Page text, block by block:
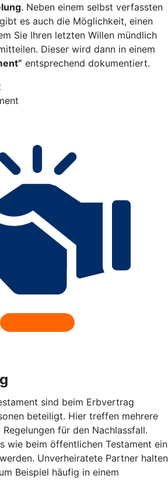
. Neben einem selbst verfassten
gibt es auch die Möglichkeit, einen
Sie Ihren letzten Willen mündlich
Dieser wird dann in einem
entsprechend dokumentiert.
sind beim Erbvertrag
beteiligt. Hier treffen mehrere
für den Nachlassfall.
wie beim öffentlichen Testament ein
Unverheiratete Partner halten
Beispiel häufig in einem